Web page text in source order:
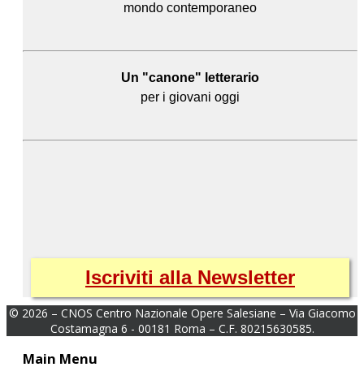
mondo contemporaneo
Un "canone" letterario
per i giovani oggi
Iscriviti alla Newsletter
© 2026 – CNOS Centro Nazionale Opere Salesiane – Via Giacomo
Costamagna 6 - 00181 Roma – C.F. 80215630585.
Main Menu